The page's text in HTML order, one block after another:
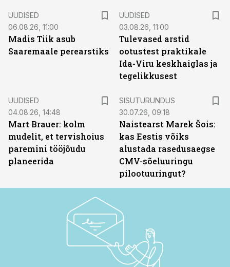
UUDISED
06.08.26, 11:00
Madis Tiik asub
Saaremaale perearstiks
UUDISED
03.08.26, 11:00
Tulevased arstid
ootustest praktikale
Ida-Viru keskhaiglas ja
tegelikkusest
UUDISED
04.08.26, 14:48
Mart Brauer: kolm
mudelit, et tervishoius
paremini tööjõudu
planeerida
SISUTURUNDUS
30.07.26, 09:18
Naistearst Marek Šois:
kas Eestis võiks
alustada rasedusaegse
CMV-sõeluuringu
pilootuuringut?